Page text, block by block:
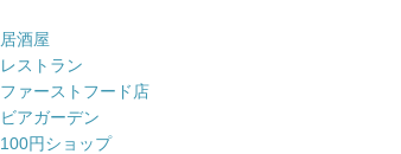
居酒屋
レストラン
ファーストフード店
ビアガーデン
100円ショップ